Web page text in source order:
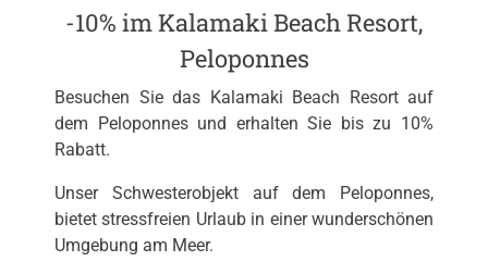
-10% im Kalamaki Beach Resort,
Peloponnes
Besuchen Sie das Kalamaki Beach Resort auf
dem Peloponnes und erhalten Sie bis zu 10%
Rabatt.
Unser Schwesterobjekt auf dem Peloponnes,
bietet stressfreien Urlaub in einer wunderschönen
Umgebung am Meer.